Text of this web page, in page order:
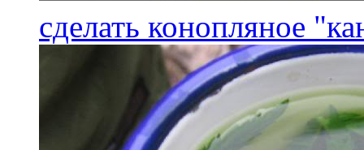
сделать конопляное